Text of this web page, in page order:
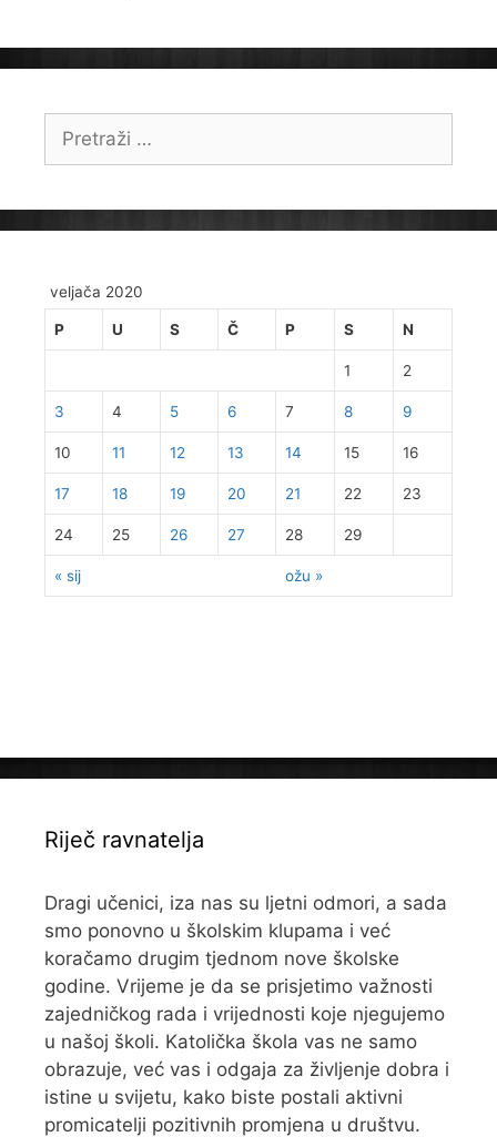
veljača 2020
P U S Č P S N
« sij ožu »
1 2
3 4 5 6 7 8 9
10 11 12 13 14 15 16
17 18 19 20 21 22 23
24 25 26 27 28 29
Riječ ravnatelja
Dragi učenici, iza nas su ljetni odmori, a sada
smo ponovno u školskim klupama i već
koračamo drugim tjednom nove školske
godine. Vrijeme je da se prisjetimo važnosti
zajedničkog rada i vrijednosti koje njegujemo
u našoj školi. Katolička škola vas ne samo
obrazuje, već vas i odgaja za življenje dobra i
istine u svijetu, kako biste postali aktivni
promicatelji pozitivnih promjena u društvu.